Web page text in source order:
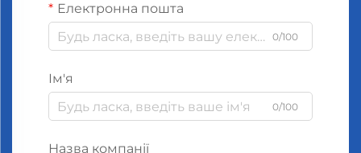
Електронна пошта
0/100
Ім'я
0/100
Назва компанії